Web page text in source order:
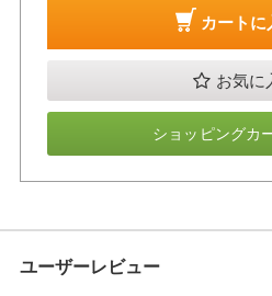
カートに
お気に
ショッピングカ
ユーザーレビュー